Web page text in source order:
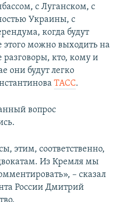
с Луганском, с
Украины, с
когда будут
можно выходить на
кто, кому и
они будут легко
ТАСС.
вопрос
этим, соответственно,
Из Кремля мы
– сказал
России Дмитрий